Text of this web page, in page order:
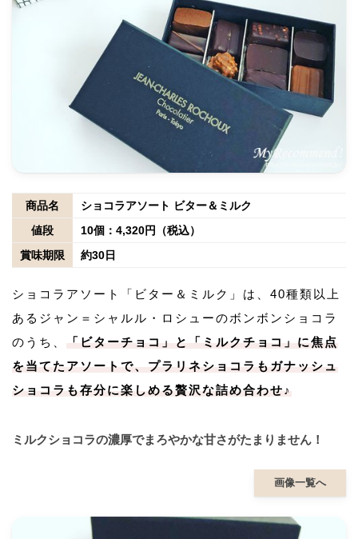
商品名
ショコラアソート ビター＆ミルク
値段
10個：4,320円（税込）
賞味期限
約30日
ショコラアソート「ビター＆ミルク」は、40種類以上
あるジャン＝シャルル・ロシューのボンボンショコラ
のうち、
「ビターチョコ」と「ミルクチョコ」に焦点
を当てたアソートで、プラリネショコラもガナッシュ
ショコラも存分に楽しめる贅沢な詰め合わせ♪
ミルクショコラの濃厚でまろやかな甘さがたまりません！
画像一覧へ